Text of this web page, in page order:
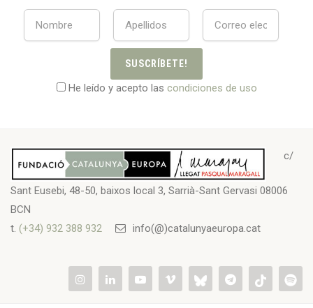
SUSCRÍBETE!
He leído y acepto las condiciones de uso
c/
Sant Eusebi, 48-50, baixos local 3, Sarrià-Sant Gervasi 08006
BCN
t. (+34) 932 388 932 info(@)catalunyaeuropa.cat